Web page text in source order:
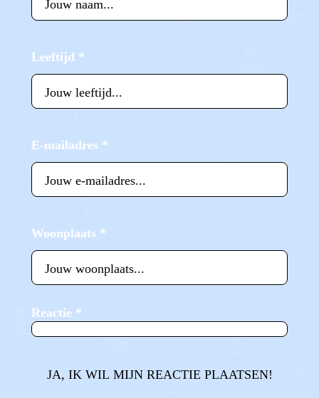
Leeftijd *
E-mailadres *
Woonplaats *
Reactie *
JA, IK WIL MIJN REACTIE PLAATSEN!